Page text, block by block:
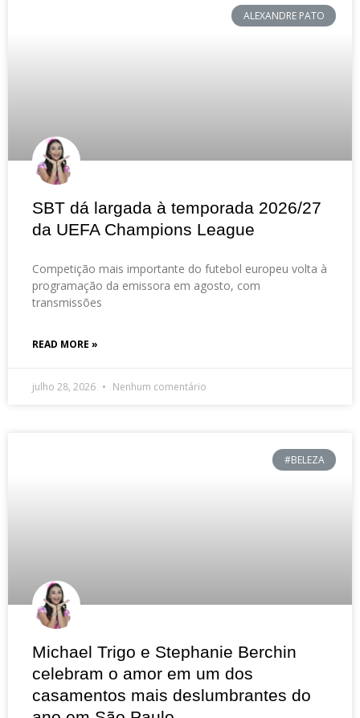
ALEXANDRE PATO
SBT dá largada à temporada 2026/27
da UEFA Champions League
Competição mais importante do futebol europeu volta à
programação da emissora em agosto, com
transmissões
READ MORE »
julho 28, 2026 Nenhum comentário
#BELEZA
Michael Trigo e Stephanie Berchin
celebram o amor em um dos
casamentos mais deslumbrantes do